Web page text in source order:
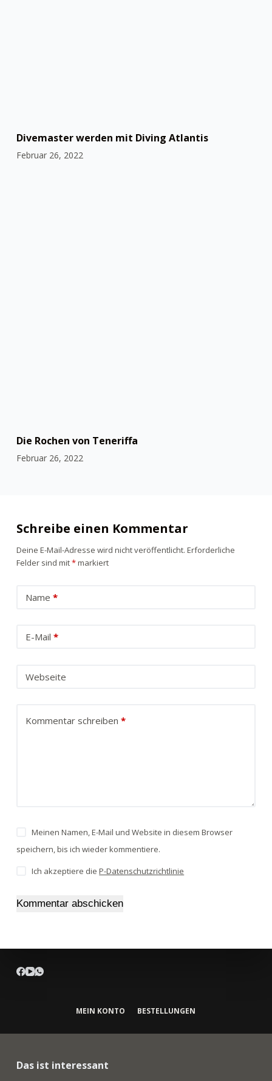
Divemaster werden mit Diving Atlantis
Februar 26, 2022
Die Rochen von Teneriffa
Februar 26, 2022
Schreibe einen Kommentar
Deine E-Mail-Adresse wird nicht veröffentlicht. Erforderliche
Felder sind mit*markiert
Name *
E-Mail *
Webseite
Kommentar schreiben *
Meinen Namen, E-Mail und Website in diesem Browser
speichern, bis ich wieder kommentiere.
Ich akzeptiere dieP-Datenschutzrichtlinie
Kommentar abschicken
MEIN KONTO BESTELLUNGEN
Das ist interessant